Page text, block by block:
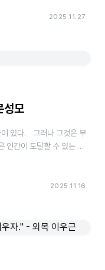
2025.11.27
성모
이 있다. 그러나 그것은 부
인간이 도달할 수 있는 가
2025.11.16